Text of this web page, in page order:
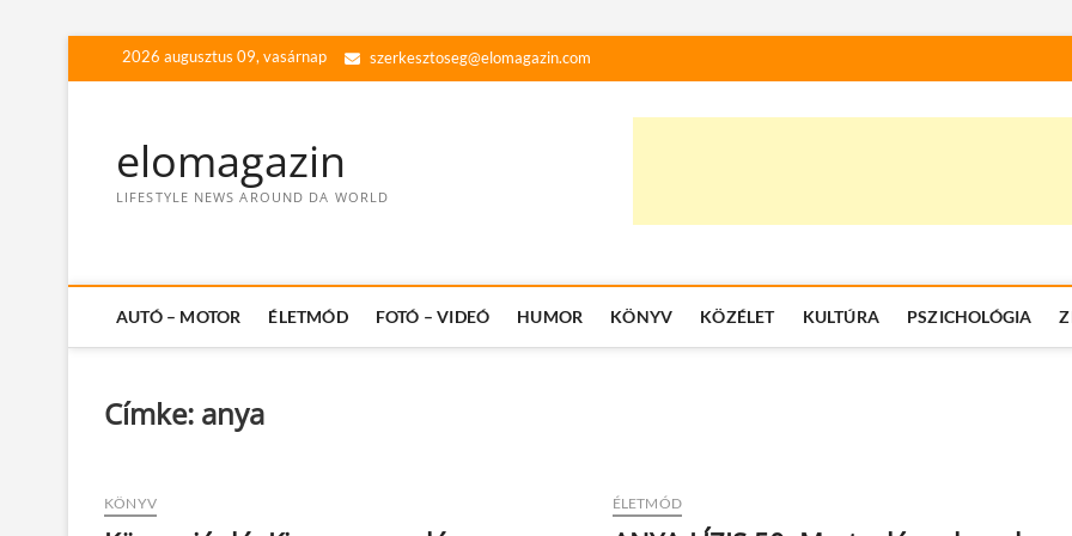
2026 augusztus 09, vasárnap szerkesztoseg@elomagazin.com
elomagazin
LIFESTYLE NEWS AROUND DA WORLD
AUTÓ – MOTOR ÉLETMÓD FOTÓ – VIDEÓ HUMOR KÖNYV KÖZÉLET KULTÚRA PSZICHOLÓGIA
Címke: anya
KÖNYV ÉLETMÓD